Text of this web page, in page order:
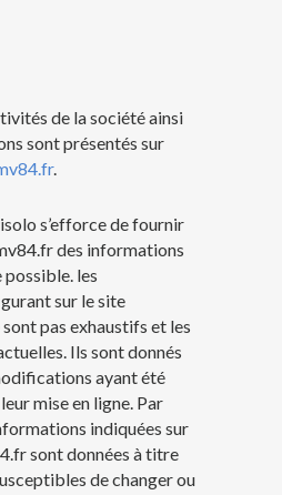
de la société ainsi
sont présentés sur
.
s’efforce de fournir
des informations
possible. les
sur le site
sont pas exhaustifs et les
Ils sont donnés
ayant été
mise en ligne. Par
indiquées sur
sont données à titre
de changer ou